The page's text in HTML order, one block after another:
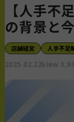
【人手不
の背景と
店舗経営 人手不足
2025.02.22view